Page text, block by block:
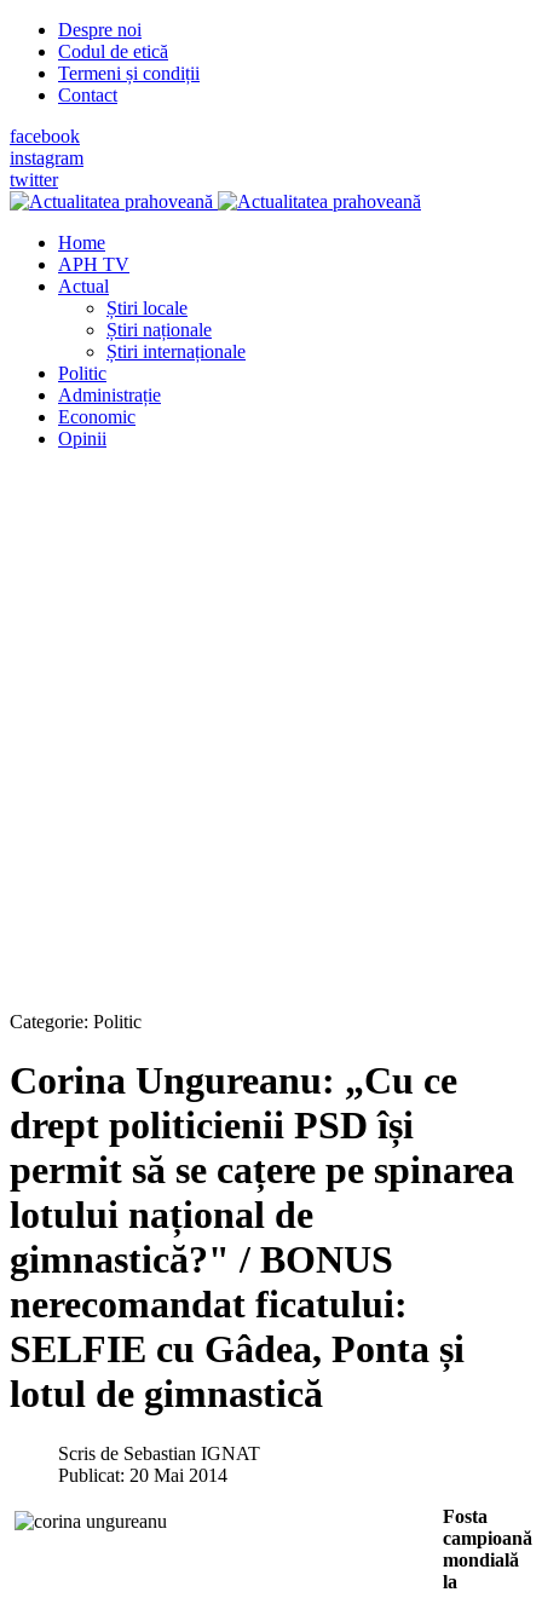
Despre noi
Codul de etică
Termeni și condiții
Contact
facebook
instagram
twitter
Home
APH TV
Actual
Știri locale
Știri naționale
Știri internaționale
Politic
Administrație
Economic
Opinii
Categorie: Politic
Corina Ungureanu: „Cu ce
drept politicienii PSD își
permit să se cațere pe spinarea
lotului național de
gimnastică?" / BONUS
nerecomandat ficatului:
SELFIE cu Gâdea, Ponta și
lotul de gimnastică
Scris de Sebastian IGNAT
Publicat: 20 Mai 2014
Fosta
campioană
mondială
la